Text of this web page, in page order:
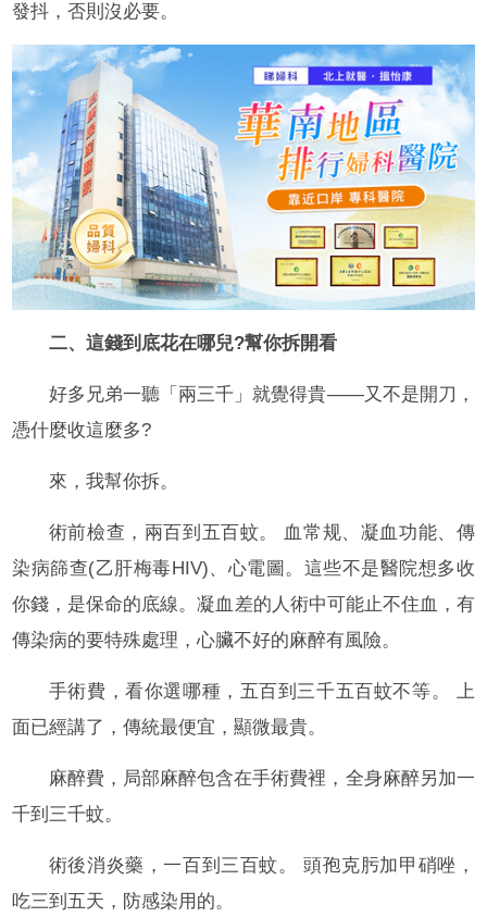
發抖，否則沒必要。
二、這錢到底花在哪兒?幫你拆開看
好多兄弟一聽「兩三千」就覺得貴——又不是開刀，
憑什麼收這麼多?
來，我幫你拆。
術前檢查，兩百到五百蚊。 血常规、凝血功能、傳
染病篩查(乙肝梅毒HIV)、心電圖。這些不是醫院想多收
你錢，是保命的底線。凝血差的人術中可能止不住血，有
傳染病的要特殊處理，心臟不好的麻醉有風險。
手術費，看你選哪種，五百到三千五百蚊不等。 上
面已經講了，傳統最便宜，顯微最貴。
麻醉費，局部麻醉包含在手術費裡，全身麻醉另加一
千到三千蚊。
術後消炎藥，一百到三百蚊。 頭孢克肟加甲硝唑，
吃三到五天，防感染用的。